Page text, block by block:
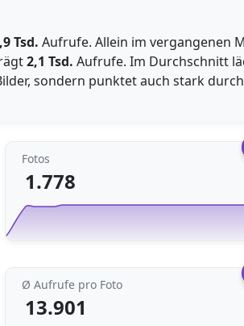
Tsd. Aufrufe. Allein im vergangenen
2,1 Tsd. Aufrufe. Im Durchschnitt
sondern punktet auch stark durch
Fotos
1.778
Ø Aufrufe pro Foto
13.901